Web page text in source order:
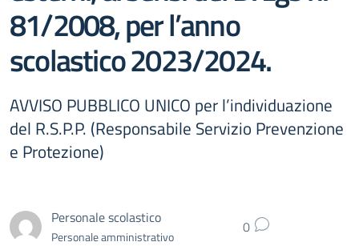
81/2008, per l’anno
scolastico 2023/2024.
AVVISO PUBBLICO UNICO per l’individuazione
del R.S.P.P. (Responsabile Servizio Prevenzione
e Protezione)
Personale scolastico
Personale amministrativo 0